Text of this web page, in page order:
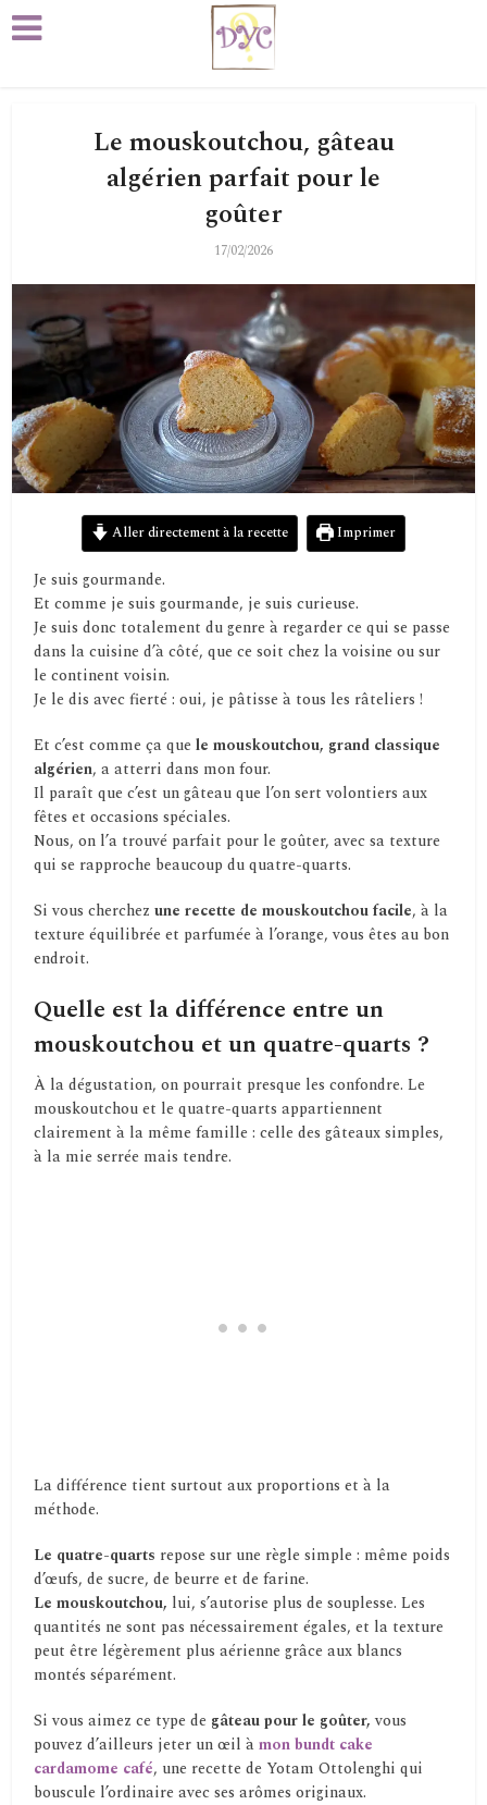
Le mouskoutchou, gâteau
algérien parfait pour le
goûter
17/02/2026
Aller directement à la recette Imprimer
Je suis gourmande.
Et comme je suis gourmande, je suis curieuse.
Je suis donc totalement du genre à regarder ce qui se passe
dans la cuisine d’à côté, que ce soit chez la voisine ou sur
le continent voisin.
Je le dis avec fierté : oui, je pâtisse à tous les râteliers !
Et c’est comme ça quele mouskoutchou, grand classique
algérien, a atterri dans mon four.
Il paraît que c’est un gâteau que l’on sert volontiers aux
fêtes et occasions spéciales.
Nous, on l’a trouvé parfait pour le goûter, avec sa texture
qui se rapproche beaucoup du quatre-quarts.
Si vous cherchez une recette de mouskoutchou facile, à la
texture équilibrée et parfumée à l’orange, vous êtes au bon
endroit.
Quelle est la différence entre un
mouskoutchou et un quatre-quarts ?
À la dégustation, on pourrait presque les confondre. Le
mouskoutchou et le quatre-quarts appartiennent
clairement à la même famille : celle des gâteaux simples,
à la mie serrée mais tendre.
La différence tient surtout aux proportions et à la
méthode.
Le quatre-quarts repose sur une règle simple : même poids
d’œufs, de sucre, de beurre et de farine.
Le mouskoutchou, lui, s’autorise plus de souplesse. Les
quantités ne sont pas nécessairement égales, et la texture
peut être légèrement plus aérienne grâce aux blancs
montés séparément.
Si vous aimez ce type de gâteau pour le goûter, vous
pouvez d’ailleurs jeter un œil àmon bundt cake
cardamome café, une recette de Yotam Ottolenghi qui
bouscule l’ordinaire avec ses arômes originaux.